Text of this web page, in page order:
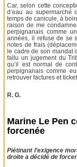
Car, selon cette
d’eau au
temps de canicule, à
raison de me
perpignanais comme
années, il refuse de se
notes de frais
le cadre de son mandat
fallu un jugement du
qu’il est normal de
perpignanais comme
retrouver factures et
R. G.
Marine Le Pen
forcenée
Piétinant l’exigence
droite a décidé de